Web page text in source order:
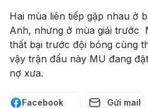
Hai mùa liên tiếp gặp nhau ở
Anh, nhưng ở mùa giải trước
thất bại trước đội bóng cùng
vậy trận đấu này MU đang
nợ xưa.
Facebook Gửi mail